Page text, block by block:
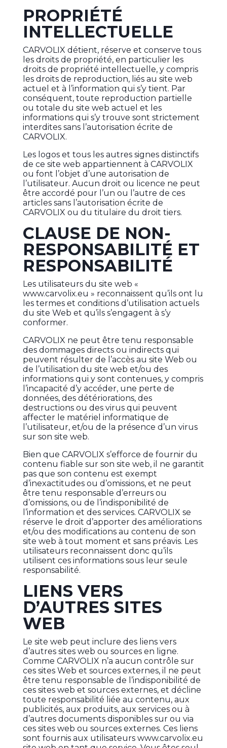
PROPRIÉTÉ
INTELLECTUELLE
CARVOLIX détient, réserve et conserve tous
les droits de propriété, en particulier les
droits de propriété intellectuelle, y compris
les droits de reproduction, liés au site web
actuel et à l’information qui s’y tient. Par
conséquent, toute reproduction partielle
ou totale du site web actuel et les
informations qui s’y trouve sont strictement
interdites sans l’autorisation écrite de
CARVOLIX.
Les logos et tous les autres signes distinctifs
de ce site web appartiennent à CARVOLIX
ou font l’objet d’une autorisation de
l’utilisateur. Aucun droit ou licence ne peut
être accordé pour l’un ou l’autre de ces
articles sans l’autorisation écrite de
CARVOLIX ou du titulaire du droit tiers.
CLAUSE DE NON-
RESPONSABILITÉ ET
RESPONSABILITÉ
Les utilisateurs du site web «
www.carvolix.eu » reconnaissent qu’ils ont lu
les termes et conditions d’utilisation actuels
du site Web et qu’ils s’engagent à s’y
conformer.
CARVOLIX ne peut être tenu responsable
des dommages directs ou indirects qui
peuvent résulter de l’accès au site Web ou
de l’utilisation du site web et/ou des
informations qui y sont contenues, y compris
l’incapacité d’y accéder, une perte de
données, des détériorations, des
destructions ou des virus qui peuvent
affecter le matériel informatique de
l’utilisateur, et/ou de la présence d’un virus
sur son site web.
Bien que CARVOLIX s’efforce de fournir du
contenu fiable sur son site web, il ne garantit
pas que son contenu est exempt
d’inexactitudes ou d’omissions, et ne peut
être tenu responsable d’erreurs ou
d’omissions, ou de l’indisponibilité de
l’information et des services. CARVOLIX se
réserve le droit d’apporter des améliorations
et/ou des modifications au contenu de son
site web à tout moment et sans préavis. Les
utilisateurs reconnaissent donc qu’ils
utilisent ces informations sous leur seule
responsabilité.
LIENS VERS
D’AUTRES SITES
WEB
Le site web peut inclure des liens vers
d’autres sites web ou sources en ligne.
Comme CARVOLIX n’a aucun contrôle sur
ces sites Web et sources externes, il ne peut
être tenu responsable de l’indisponibilité de
ces sites web et sources externes, et décline
toute responsabilité liée au contenu, aux
publicités, aux produits, aux services ou à
d’autres documents disponibles sur ou via
ces sites web ou sources externes. Ces liens
sont fournis aux utilisateurs www.carvolix.eu